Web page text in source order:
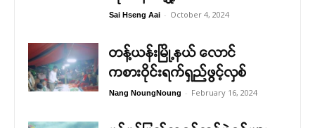
Sai Hseng Aai - October 4, 2024
တန့်ယန်းမြို့နယ် လောင်
ကစားဝိုင်းရက်ရှည်ဖွင့်လှစ်
Nang NoungNoung - February 16, 2024